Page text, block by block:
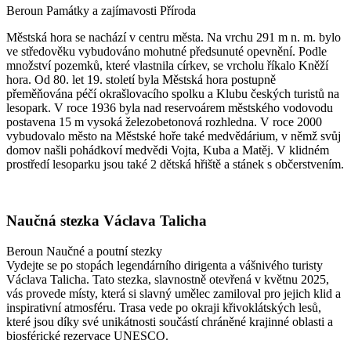
Beroun Památky a zajímavosti Příroda
Městská hora se nachází v centru města. Na vrchu 291 m n. m. bylo
ve středověku vybudováno mohutné předsunuté opevnění. Podle
množství pozemků, které vlastnila církev, se vrcholu říkalo Kněží
hora. Od 80. let 19. století byla Městská hora postupně
přeměňována péčí okrašlovacího spolku a Klubu českých turistů na
lesopark. V roce 1936 byla nad reservoárem městského vodovodu
postavena 15 m vysoká železobetonová rozhledna. V roce 2000
vybudovalo město na Městské hoře také medvědárium, v němž svůj
domov našli pohádkoví medvědi Vojta, Kuba a Matěj. V klidném
prostředí lesoparku jsou také 2 dětská hřiště a stánek s občerstvením.
Naučná stezka Václava Talicha
Beroun Naučné a poutní stezky
Vydejte se po stopách legendárního dirigenta a vášnivého turisty
Václava Talicha. Tato stezka, slavnostně otevřená v květnu 2025,
vás provede místy, která si slavný umělec zamiloval pro jejich klid a
inspirativní atmosféru. Trasa vede po okraji křivoklátských lesů,
které jsou díky své unikátnosti součástí chráněné krajinné oblasti a
biosférické rezervace UNESCO.